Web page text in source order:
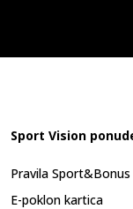
Sport Vision
Pravila
E-poklon kartica